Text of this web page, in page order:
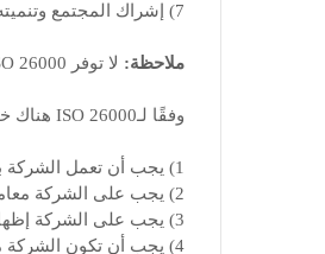
7) إشراك المجتمع وتنميته (Community involvement and development).
ملاحظة: لا توفر ISO 26000 معيارًا للشهادة وتحظر صراحةً استخدامها كمعيار للحصول على الشهادة.
وفقًا لـISO 26000 هناك خمسة جوانب رئيسية للمسؤولية الاجتماعية للشركات :
1) يجب أن تعمل الشركة بشكل أخلاقي ونزاهة (ethically and with integrity).
2) يجب على الشركة معاملة موظفيها بإنصاف واحترام (fairly and with respect).
3) يجب على الشركة إظهار احترامها لحقوق الإنسان (respect for human rights).
4) يجب أن تكون الشركة مواطناً مسؤولاً في مجتمعها (responsible citizen in its community).